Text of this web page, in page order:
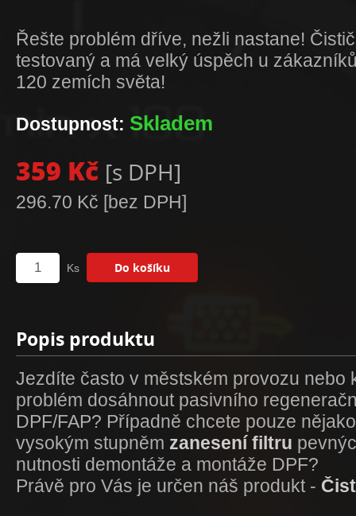
Řešte problém dříve, nežli nastane!
testovaný a má velký úspěch u
120 zemích světa!
Dostupnost: Skladem
359 Kč [s DPH]
296.70 Kč [bez DPH]
Ks
Popis produktu
Jezdíte často v městském provozu nebo
problém dosáhnout pasivního
DPF/FAP? Případně chcete pouze
vysokým stupněm zanesení filtru
nutnosti demontáže a montáže DPF?
Právě pro Vás je určen náš produkt -